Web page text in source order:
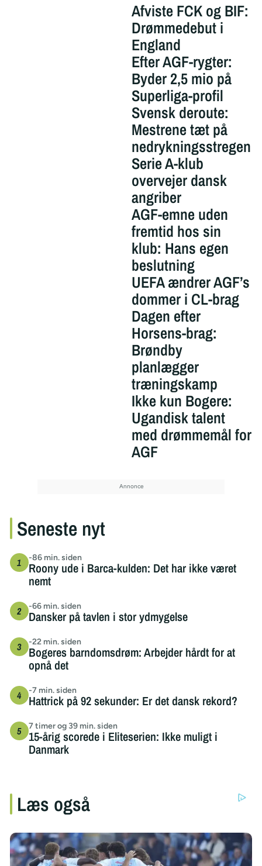
Afviste FCK og BIF:
Drømmedebut i
England
Efter AGF-rygter:
Byder 2,5 mio på
Superliga-profil
Svensk deroute:
Mestrene tæt på
nedrykningsstregen
Serie A-klub
overvejer dansk
angriber
AGF-emne uden
fremtid hos sin
klub: Hans egen
beslutning
UEFA ændrer AGF’s
dommer i CL-brag
Dagen efter
Horsens-brag:
Brøndby
planlægger
træningskamp
Ikke kun Bogere:
Ugandisk talent
med drømmemål for
AGF
Seneste nyt
-86 min. siden
Roony ude i Barca-kulden: Det har ikke været
nemt
-66 min. siden
Dansker på tavlen i stor ydmygelse
-22 min. siden
Bogeres barndomsdrøm: Arbejder hårdt for at
opnå det
-7 min. siden
Hattrick på 92 sekunder: Er det dansk rekord?
7 timer og 39 min. siden
15-årig scorede i Eliteserien: Ikke muligt i
Danmark